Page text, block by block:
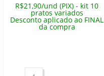
R$21,90/und (PIX) - kit 10
pratos variados
Desconto aplicado ao FINAL
da compra